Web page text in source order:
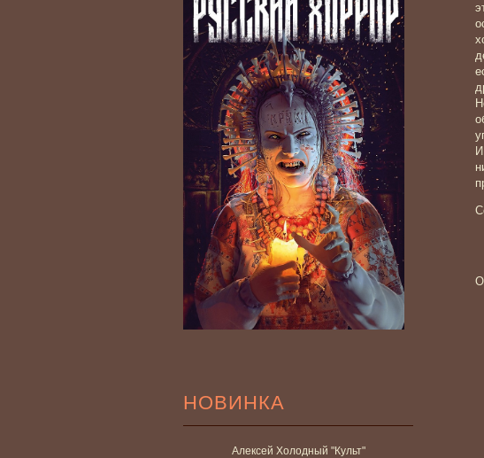
НОВИНКА
Алексей Холодный "Культ"